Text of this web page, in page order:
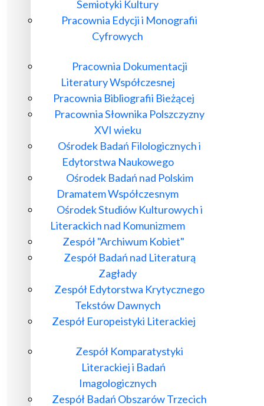
Semiotyki Kultury
Pracownia Edycji i Monografii
Cyfrowych
Pracownia Dokumentacji
Literatury Współczesnej
Pracownia Bibliografii Bieżącej
Pracownia Słownika Polszczyzny
XVI wieku
Ośrodek Badań Filologicznych i
Edytorstwa Naukowego
Ośrodek Badań nad Polskim
Dramatem Współczesnym
Ośrodek Studiów Kulturowych i
Literackich nad Komunizmem
Zespół "Archiwum Kobiet"
Zespół Badań nad Literaturą
Zagłady
Zespół Edytorstwa Krytycznego
Tekstów Dawnych
Zespół Europeistyki Literackiej
Zespół Komparatystyki
Literackiej i Badań
Imagologicznych
Zespół Badań Obszarów Trzecich